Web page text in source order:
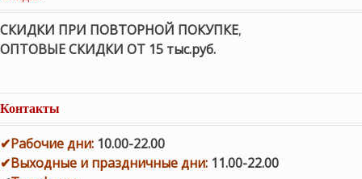
СКИДКИ ПРИ ПОВТОРНОЙ ПОКУПКЕ,
ОПТОВЫЕ СКИДКИ ОТ 15 тыс.руб.
Контакты
✔Рабочие дни: 10.00-22.00
✔Выходные и праздничные дни: 11.00-22.00